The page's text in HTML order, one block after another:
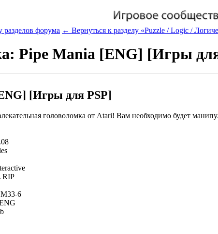
разделов форума ← Вернуться к разделу «Puzzle / Logic /
Pipe Mania [ENG] [Игры
[Игры для PSP]
головоломка от Atari! Вам необходимо будет
RIP
М33-6